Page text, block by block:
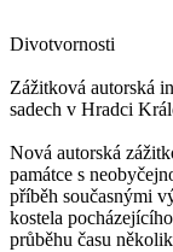
Divotvornosti
Zážitková autorská
sadech v Hradci
Nová autorská
památce s
příběh současnými
kostela
průběhu času